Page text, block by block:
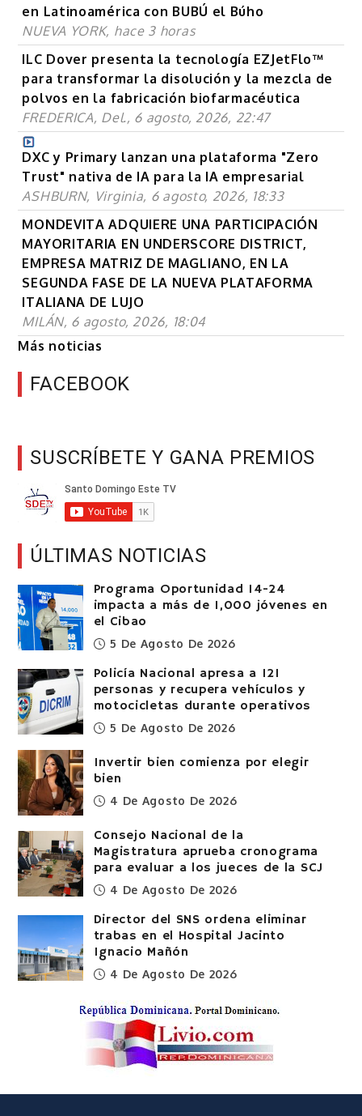
en Latinoamérica con BUBÚ el Búho
NUEVA YORK, hace 3 horas
ILC Dover presenta la tecnología EZJetFlo™
para transformar la disolución y la mezcla de
polvos en la fabricación biofarmacéutica
FREDERICA, Del., 6 agosto, 2026, 22:47
DXC y Primary lanzan una plataforma "Zero
Trust" nativa de IA para la IA empresarial
ASHBURN, Virginia, 6 agosto, 2026, 18:33
MONDEVITA ADQUIERE UNA PARTICIPACIÓN
MAYORITARIA EN UNDERSCORE DISTRICT,
EMPRESA MATRIZ DE MAGLIANO, EN LA
SEGUNDA FASE DE LA NUEVA PLATAFORMA
ITALIANA DE LUJO
MILÁN, 6 agosto, 2026, 18:04
Más noticias
FACEBOOK
SUSCRÍBETE Y GANA PREMIOS
ÚLTIMAS NOTICIAS
Programa Oportunidad 14-24
impacta a más de 1,000 jóvenes en
el Cibao
5 De Agosto De 2026
Policía Nacional apresa a 121
personas y recupera vehículos y
motocicletas durante operativos
5 De Agosto De 2026
Invertir bien comienza por elegir
bien
4 De Agosto De 2026
Consejo Nacional de la
Magistratura aprueba cronograma
para evaluar a los jueces de la SCJ
4 De Agosto De 2026
Director del SNS ordena eliminar
trabas en el Hospital Jacinto
Ignacio Mañón
4 De Agosto De 2026